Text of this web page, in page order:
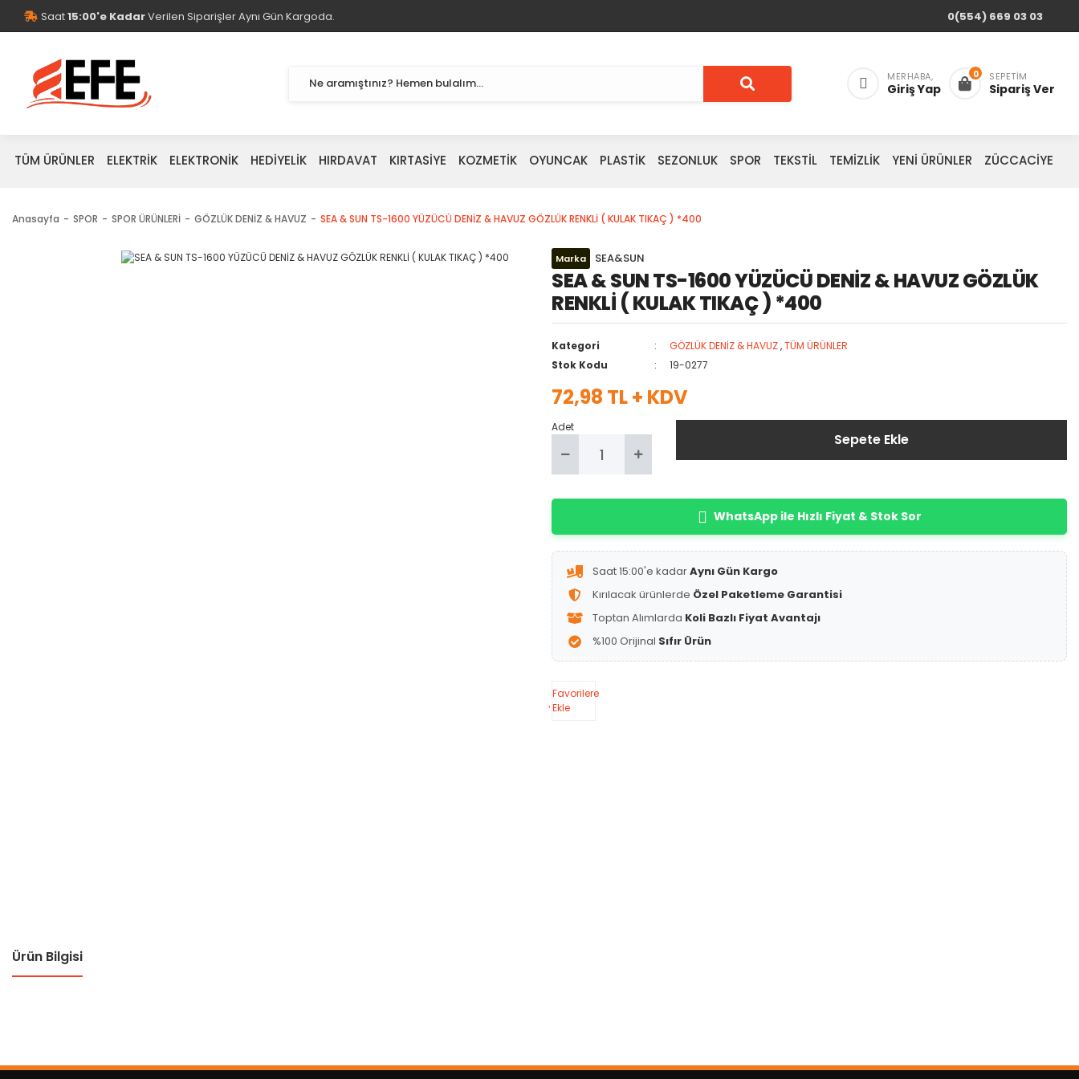
Saat15:00'e KadarVerilen Siparişler Aynı Gün Kargoda. 0(554) 669 03 03
MERHABA,
Giriş Yap
0 SEPETIM
Sipariş Ver
TÜM ÜRÜNLER ELEKTRİK ELEKTRONİK HEDİYELİK HIRDAVAT KIRTASİYE KOZMETİK OYUNCAK PLASTİK SEZONLUK SPOR TEKSTİL TEMİZLİK YENİ ÜRÜNLER ZÜCCACİYE
Anasayfa SPOR SPOR ÜRÜNLERİ GÖZLÜK DENİZ & HAVUZ SEA & SUN TS-1600 YÜZÜCÜ DENİZ & HAVUZ GÖZLÜK RENKLİ ( KULAK TIKAÇ ) *400
Marka SEA&SUN
SEA & SUN TS-1600 YÜZÜCÜ DENİZ & HAVUZ GÖZLÜK
RENKLİ ( KULAK TIKAÇ ) *400
Kategori GÖZLÜK DENİZ & HAVUZ,TÜM ÜRÜNLER
Stok Kodu
19-0277
72,98 TL + KDV
Adet
Sepete Ekle
WhatsApp ile Hızlı Fiyat & Stok Sor
Saat 15:00'e kadarAynı Gün Kargo
Kırılacak ürünlerde Özel Paketleme Garantisi
Toptan Alımlarda Koli Bazlı Fiyat Avantajı
%100 Orijinal Sıfır Ürün
Favorilere
Ekle
Ürün Bilgisi